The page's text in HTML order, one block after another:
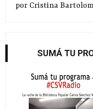
por Cristina
SUMÁ TU